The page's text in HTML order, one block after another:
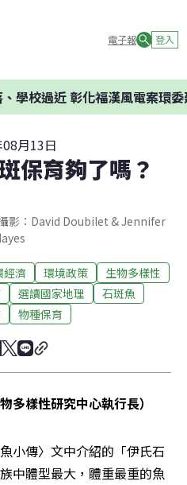
電子報 登入
過近 彰化福漢風電案環委建議
月13日
保育夠了嗎？
影：David Doubilet & Jennifer
經濟 環境政策
生物多樣性
選讀國家地理
石斑魚
物種保育
多樣性研究中心執行長）
小傳〉文中介紹的「伊氏石
中體型最大，體重最重的魚